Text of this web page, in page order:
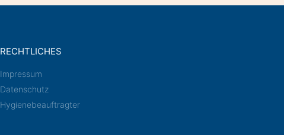
RECHTLICHES
Impressum
Datenschutz
Hygienebeauftragter